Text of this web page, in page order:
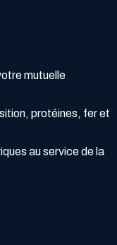
mutuelle
protéines, fer et
au service de la